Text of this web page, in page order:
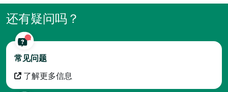
还有疑问吗？
常见问题
了解更多信息